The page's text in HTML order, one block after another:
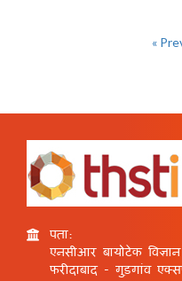
«
पता:
एनसीआर बायोटेक
फरीदाबाद - गुड़गांव